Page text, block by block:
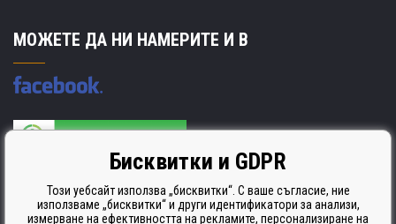
МОЖЕТЕ ДА НИ НАМЕРИТЕ И В
Производителят на касети е сертифициран
ISO 9001. ISO 14001 и STMC.
Бисквитки и GDPR
Този уебсайт използва „бисквитки“. С ваше съгласие, ние
използваме „бисквитки“ и други идентификатори за анализи,
измерване на ефективността на рекламите, персонализиране на